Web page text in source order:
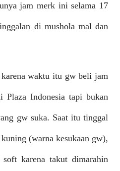
jam merk ini selama 17
di mushola mal dan
waktu itu gw beli jam
Indonesia tapi bukan
gw suka. Saat itu tinggal
(warna kesukaan gw),
karena takut dimarahin